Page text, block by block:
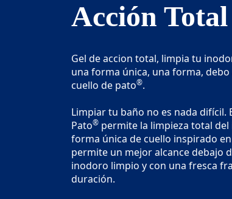
Acción
Gel de accion total, limpia tu
una forma única, una forma, debo
cuello de pato®.
Limpiar tu baño no es nada difícil.
Pato® permite la limpieza total
forma única de cuello inspirado
permite un mejor alcance debajo
inodoro limpio y con una fresca
duración.